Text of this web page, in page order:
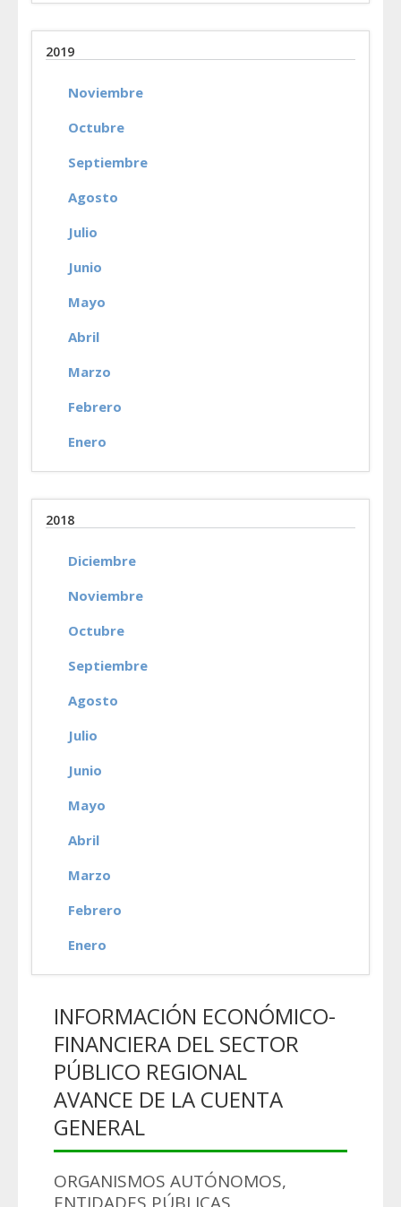
2019
Noviembre
Octubre
Septiembre
Agosto
Julio
Junio
Mayo
Abril
Marzo
Febrero
Enero
2018
Diciembre
Noviembre
Octubre
Septiembre
Agosto
Julio
Junio
Mayo
Abril
Marzo
Febrero
Enero
INFORMACIÓN ECONÓMICO-
FINANCIERA DEL SECTOR
PÚBLICO REGIONAL
AVANCE DE LA CUENTA
GENERAL
ORGANISMOS AUTÓNOMOS,